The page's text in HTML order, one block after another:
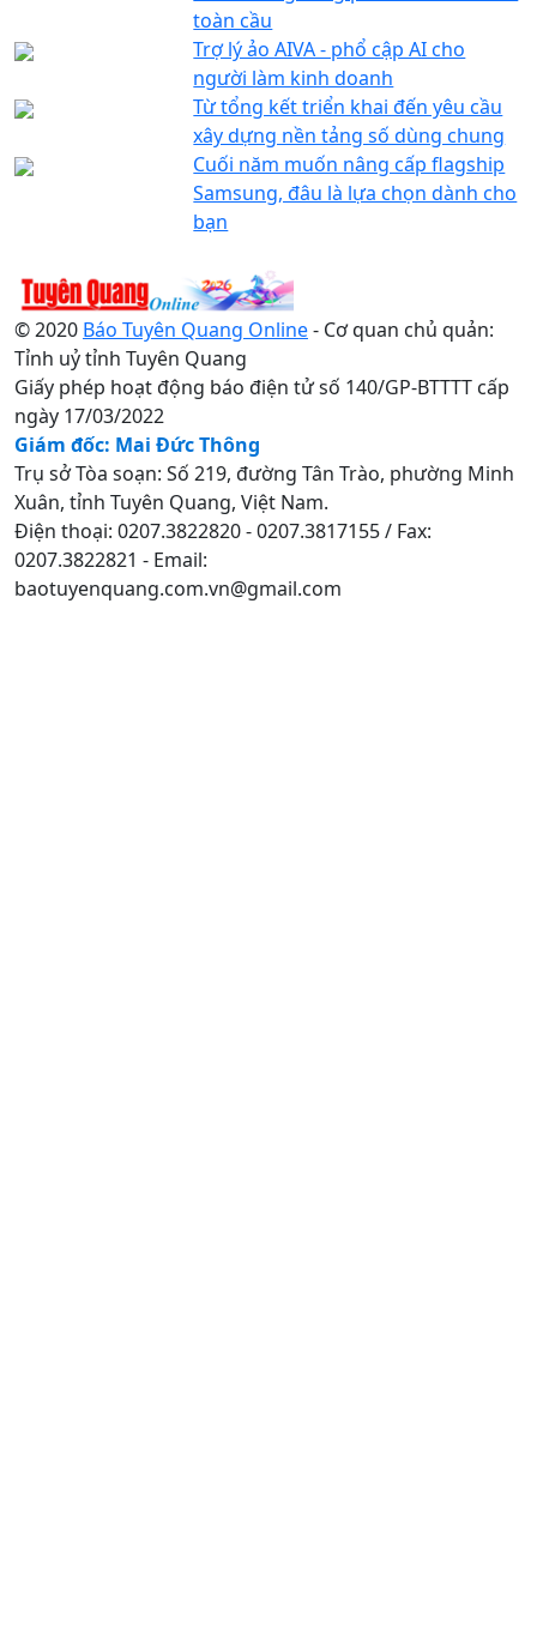
toàn cầu
Trợ lý ảo AIVA - phổ cập AI cho
người làm kinh doanh
Từ tổng kết triển khai đến yêu cầu
xây dựng nền tảng số dùng chung
Cuối năm muốn nâng cấp flagship
Samsung, đâu là lựa chọn dành cho
bạn
© 2020 Báo Tuyên Quang Online- Cơ quan chủ quản:
Tỉnh uỷ tỉnh Tuyên Quang
Giấy phép hoạt động báo điện tử số 140/GP-BTTTT cấp
ngày 17/03/2022
Giám đốc: Mai Đức Thông
Trụ sở Tòa soạn: Số 219, đường Tân Trào, phường Minh
Xuân, tỉnh Tuyên Quang, Việt Nam.
Điện thoại: 0207.3822820 - 0207.3817155 / Fax:
0207.3822821 - Email:
baotuyenquang.com.vn@gmail.com